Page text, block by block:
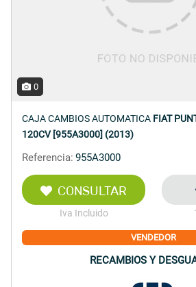
0
CAJA CAMBIOS AUTOMATICA FIAT
120CV [955A3000] (2013)
Referencia: 955A3000
CONSULTAR
Iva Incluido
VENDEDOR
RECAMBIOS Y